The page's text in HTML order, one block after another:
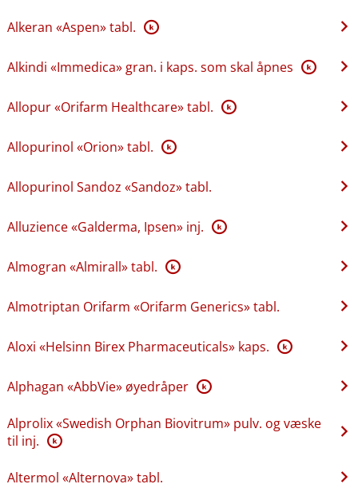
Alkeran «Aspen» tabl. K
Alkindi «Immedica» gran. i kaps. som skal åpnes K
Allopur «Orifarm Healthcare» tabl. K
Allopurinol «Orion» tabl. K
Allopurinol Sandoz «Sandoz» tabl.
Alluzience «Galderma, Ipsen» inj. K
Almogran «Almirall» tabl. K
Almotriptan Orifarm «Orifarm Generics» tabl.
Aloxi «Helsinn Birex Pharmaceuticals» kaps. K
Alphagan «AbbVie» øyedråper K
Alprolix «Swedish Orphan Biovitrum» pulv. og væske
til inj. K
Altermol «Alternova» tabl.